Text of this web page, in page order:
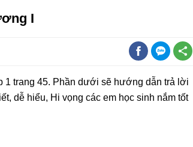
I
1 trang 45. Phần dưới sẽ hướng dẫn trả lời
dễ hiểu, Hi vọng các em học sinh nắm tốt